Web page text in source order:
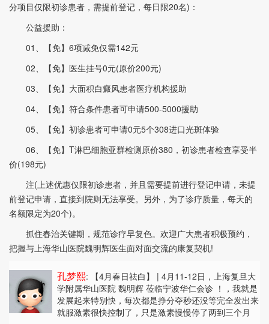
分项目仅限初诊患者，需提前登记，每日限20名)：
公益援助：
01、【免】6项减免仅需142元
02、【免】医生挂号0元(原价200元)
03、【免】大面积白癜风患者医疗机构援助
04、【免】符合条件患者可申请500-5000援助
05、【免】初诊患者可申请0元5个308进口光斑体验
06、【免】T淋巴细胞亚群检测原价380，初诊患者检查享受半
价(198元)
注(上述优惠仅限初诊患者，并且需要提前进行登记申请，未提
前登记申请，直接到院则无法享受。另外，为了诊疗质量，每天的
名额限定为20个)。
抓住春治关键期，规范诊疗早复色。欢迎广大患者积极预约，
把握与上海华山医院魏明辉医生面对面交流的康复契机!
孔梦熙: 【4月春日祛白】 | 4月11-12日，上海复旦大
学附属华山医院 魏明辉 莅临宁波华仁会诊 ！ ，我就是
发展起来特别快，每次都是挣分夺秒还没等完全发出来
就服激素很快控制了，只是激素慢慢停了两到三个月